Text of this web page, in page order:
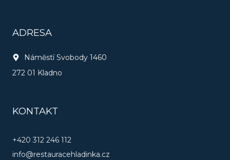
c
b
o
a
r
m
ADRESA
Náměstí Svobody 1460
272 01 Kladno
KONTAKT
+420 312 246 112
info@restauracehladinka.cz